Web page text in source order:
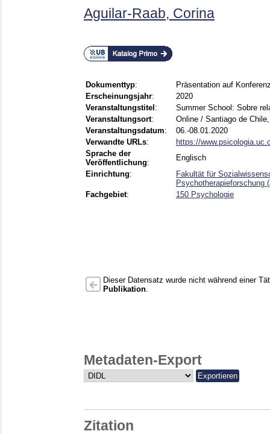
Aguilar-Raab, Corina
Dokumenttyp:
Präsentation auf
Erscheinungsjahr:
2020
Veranstaltungstitel :
Summer School: Sobre
Veranstaltungsort:
Online / Santiago de
Veranstaltungsdatum:
06.-08.01.2020
Verwandte URLs:
https://
Sprache der
Veröffentlichung:
Englisch
Einrichtung:
Fakultät für
Psychotherapieforschung
Fachgebiet: 150 Psychologie
Dieser Datensatz wurde nicht während einer
Publikation
Metadaten-Export
Zitation